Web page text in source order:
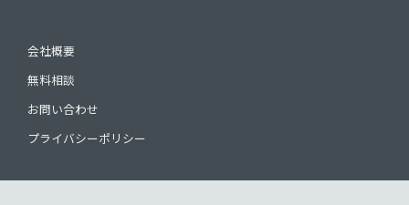
会社概要
無料相談
お問い合わせ
プライバシーポリシー